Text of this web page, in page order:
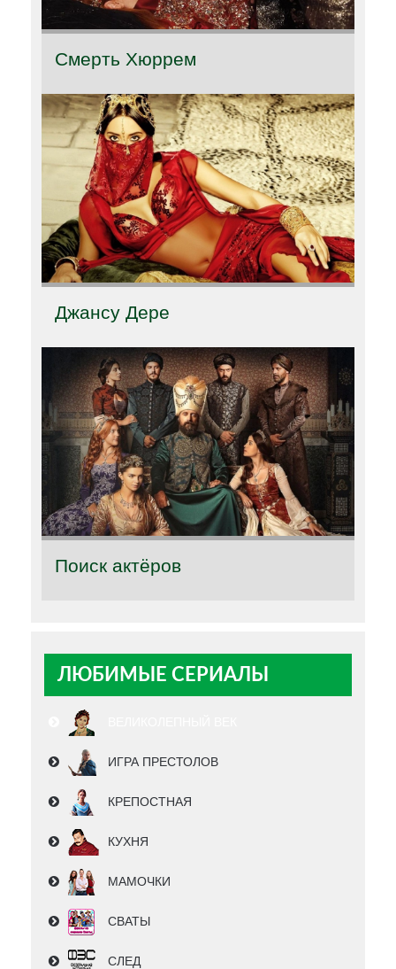
Смерть Хюррем
Джансу Дере
Поиск актёров
ЛЮБИМЫЕ СЕРИАЛЫ
ИГРА ПРЕСТОЛОВ
КРЕПОСТНАЯ
КУХНЯ
МАМОЧКИ
СВАТЫ
СЛЕД